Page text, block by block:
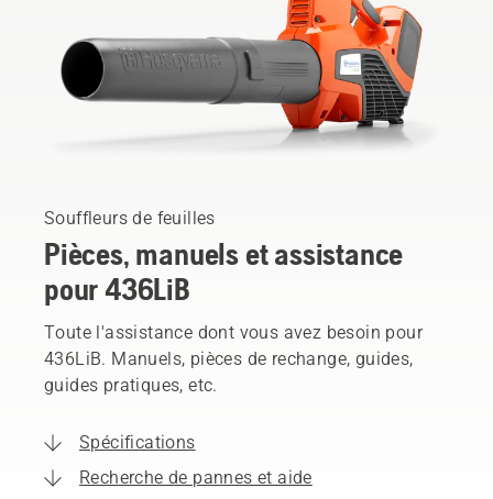
Souffleurs de feuilles
Pièces, manuels et assistance
pour 436LiB
Toute l'assistance dont vous avez besoin pour
436LiB. Manuels, pièces de rechange, guides,
guides pratiques, etc.
Spécifications
Recherche de pannes et aide